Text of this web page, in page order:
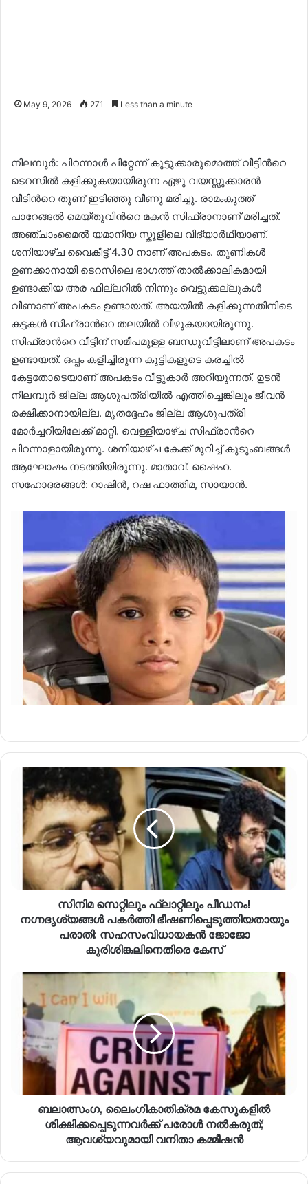
May 9, 2026 271 Less than a minute
നിലമ്പൂർ: പിറന്നാൾ പിറ്റേന്ന് കൂട്ടുക്കാരുമൊത്ത് വീട്ടിന്‍റെ
ടെറസിൽ കളിക്കുകയായിരുന്ന ഏഴു വയസ്സുക്കാരൻ
വീടിന്‍റെ തൂണ് ഇടിഞ്ഞു വീണു മരിച്ചു. രാമംകുത്ത്
പാറേങ്ങൽ മെയ്തുവിന്‍റെ മകൻ സിഫ്രാനാണ് മരിച്ചത്.
അഞ്ചാംമൈൽ യമാനിയ സ്കൂളിലെ വിദ‍്യാർഥിയാണ്.
ശനിയാഴ്ച വൈകീട്ട് 4.30 നാണ് അപകടം. തുണികൾ
ഉണക്കാനായി ടെറസിലെ ഭാഗത്ത് താൽക്കാലികമായി
ഉണ്ടാക്കിയ അര ഫില്ലറിൽ നിന്നും വെട്ടുക്കല്ലുകൾ
വീണാണ് അപകടം ഉണ്ടായത്. അയയിൽ കളിക്കുന്നതിനിടെ
കട്ടകൾ സിഫ്രാന്‍റെ തലയിൽ വീഴുകയായിരുന്നു.
സിഫ്രാന്‍റെ വീട്ടിന് സമീപമുള്ള ബന്ധുവീട്ടിലാണ് അപകടം
ഉണ്ടായത്. ഒപ്പം കളിച്ചിരുന്ന കുട്ടികളുടെ കരച്ചിൽ
കേട്ടതോടെയാണ് അപകടം വീട്ടുകാർ അറിയുന്നത്. ഉടൻ
നിലമ്പൂർ ജില്ല ആശുപത്രിയിൽ എത്തിച്ചെങ്കിലും ജീവൻ
രക്ഷിക്കാനായില്ല. മൃതദ്ദേഹം ജില്ല ആശുപത്രി
മോർച്ചറിയിലേക്ക് മാറ്റി. വെള്ളിയാഴ്ച സിഫ്രാന്‍റെ
പിറന്നാളായിരുന്നു. ശനിയാഴ്ച കേക്ക് മുറിച്ച് കുടുംബങ്ങൾ
ആഘോഷം നടത്തിയിരുന്നു. മാതാവ്. ഷൈഹ.
സഹോദരങ്ങൾ: റാഷിൻ, റഷ ഫാത്തിമ, സായാൻ.
സിനിമ സെറ്റിലും ഫ്ലാറ്റിലും പീഡനം!
നഗ്നദൃശ്യങ്ങൾ പകർത്തി ഭീഷണിപ്പെടുത്തിയതായും
പരാതി: സഹസംവിധായകൻ ജോജോ
കുരിശിങ്കലിനെതിരെ കേസ്
ബലാത്സംഗ, ലൈംഗികാതിക്രമ കേസുകളില്‍
ശിക്ഷിക്കപ്പെടുന്നവര്‍ക്ക് പരോള്‍ നല്‍കരുത്;
ആവശ്യവുമായി വനിതാ കമ്മീഷന്‍